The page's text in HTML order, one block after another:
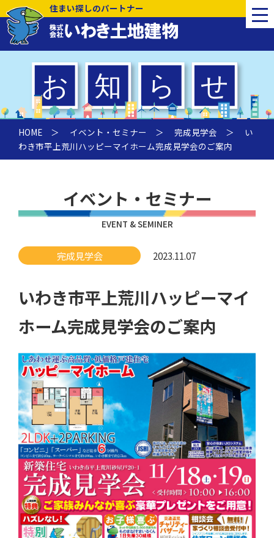
住まい探しのパートナー
HOME ＞ イベント・セミナー ＞ 完成見学会 ＞ い
わき市平上荒川ハッピーマイホーム完成見学会のご案内
イベント・セミナー
EVENT & SEMINER
完成見学会 2023.11.07
いわき市平上荒川ハッピーマイ
ホーム完成見学会のご案内